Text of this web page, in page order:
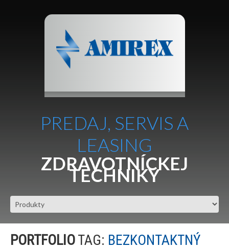
PREDAJ, SERVIS A
LEASING
ZDRAVOTNÍCKEJ
TECHNIKY
PORTFOLIOTAG: BEZKONTAKTNÝ